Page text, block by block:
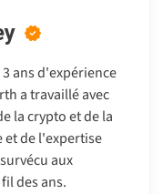
ans d'expérience
a travaillé avec
la crypto et de la
et de l'expertise
aux
des ans.